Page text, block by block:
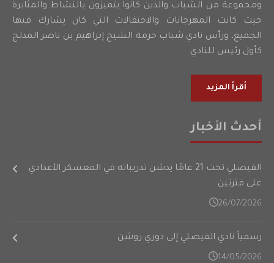
ومجموعة من الشباب والذين كانوا يتميزون بالنشاط والمثابرة
حيث كانت المهرجانات والاحتفالات التي كان يشارك فيها
الجميع، ورأس نادي شباب حرمة الشيخ إبراهيم بن ناصر المدلج
كأول رئيس للنادي.
أقرأ المزيد
أحدث الأخبار
الفيصلي تحت 21 عامًا يدشن تدريباته في المعسكر الأعدادي
على فترتين
26/07/2026
رسمياً نادي الفيصلي إلى دوري روشن
14/05/2026